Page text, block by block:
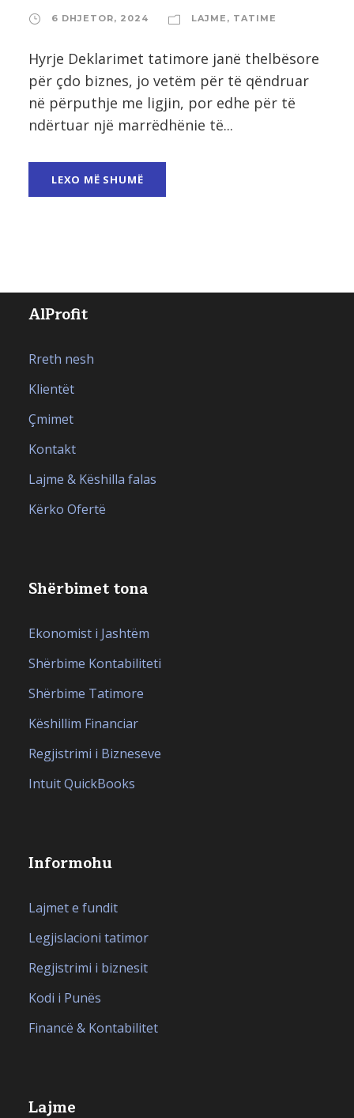
6 DHJETOR, 2024 LAJME , TATIME
Hyrje Deklarimet tatimore janë thelbësore
për çdo biznes, jo vetëm për të qëndruar
në përputhje me ligjin, por edhe për të
ndërtuar një marrëdhënie të...
LEXO MË SHUMË
AlProfit
Rreth nesh
Klientët
Çmimet
Kontakt
Lajme & Këshilla falas
Kërko Ofertë
Shërbimet tona
Ekonomist i Jashtëm
Shërbime Kontabiliteti
Shërbime Tatimore
Këshillim Financiar
Regjistrimi i Bizneseve
Intuit QuickBooks
Informohu
Lajmet e fundit
Legjislacioni tatimor
Regjistrimi i biznesit
Kodi i Punës
Financë & Kontabilitet
Lajme